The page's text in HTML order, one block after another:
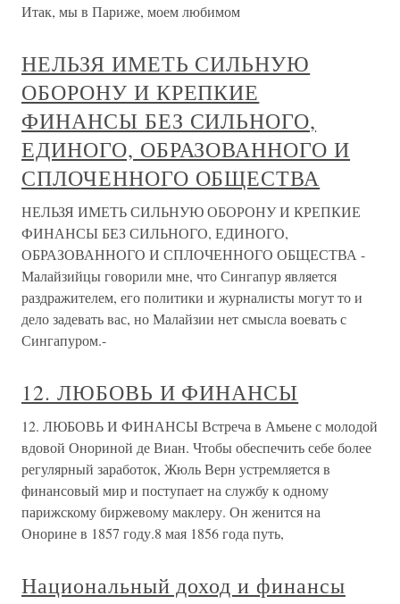
Итак, мы в Париже, моем любимом
НЕЛЬЗЯ ИМЕТЬ СИЛЬНУЮ
ОБОРОНУ И КРЕПКИЕ
ФИНАНСЫ БЕЗ СИЛЬНОГО,
ЕДИНОГО, ОБРАЗОВАННОГО И
СПЛОЧЕННОГО ОБЩЕСТВА
НЕЛЬЗЯ ИМЕТЬ СИЛЬНУЮ ОБОРОНУ И КРЕПКИЕ
ФИНАНСЫ БЕЗ СИЛЬНОГО, ЕДИНОГО,
ОБРАЗОВАННОГО И СПЛОЧЕННОГО ОБЩЕСТВА -
Малайзийцы говорили мне, что Сингапур является
раздражителем, его политики и журналисты могут то и
дело задевать вас, но Малайзии нет смысла воевать с
Сингапуром.-
12. ЛЮБОВЬ И ФИНАНСЫ
12. ЛЮБОВЬ И ФИНАНСЫ Встреча в Амьене с молодой
вдовой Онориной де Виан. Чтобы обеспечить себе более
регулярный заработок, Жюль Верн устремляется в
финансовый мир и поступает на службу к одному
парижскому биржевому маклеру. Он женится на
Онорине в 1857 году.8 мая 1856 года путь,
Национальный доход и финансы